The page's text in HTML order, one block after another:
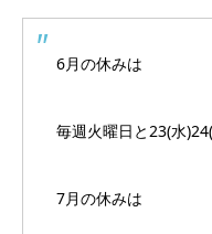
6月の休みは
毎週火曜日と23(水
7月の休みは